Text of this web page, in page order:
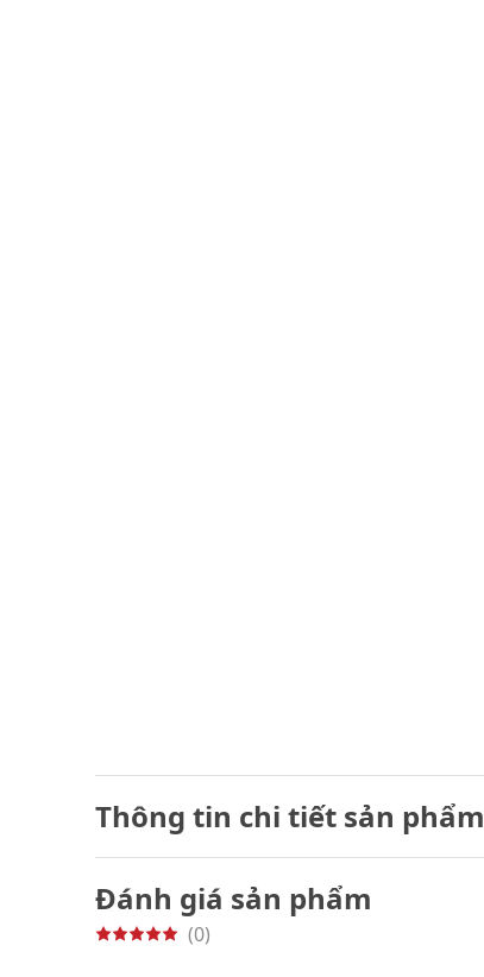
Thông tin chi tiết sản phẩm
Đánh giá sản phẩm
(0)